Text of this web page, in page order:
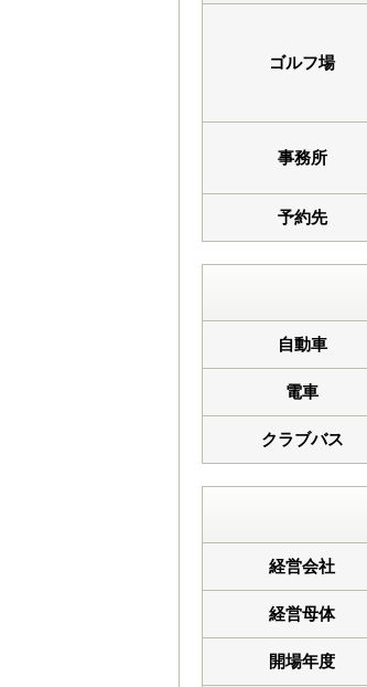
ゴルフ場
事務所
予約先
自動車
電車
クラブバス
経営会社
経営母体
開場年度